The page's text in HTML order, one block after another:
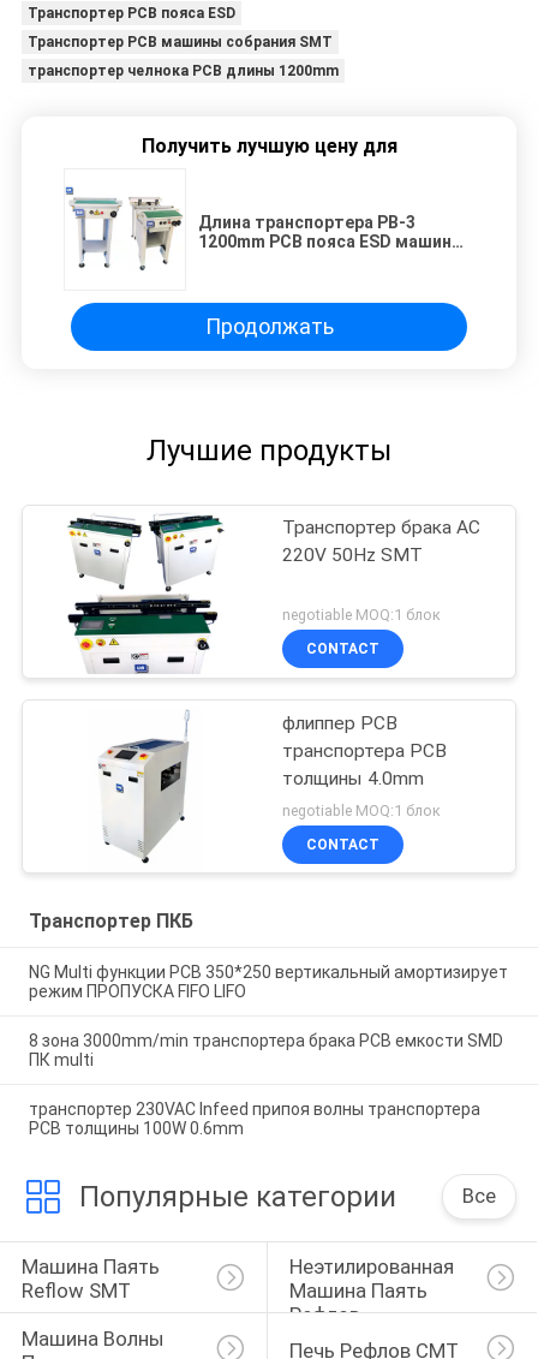
Транспортер PCB пояса ESD
Транспортер PCB машины собрания SMT
транспортер челнока PCB длины 1200mm
Получить лучшую цену для
Длина транспортера PB-3
1200mm PCB пояса ESD машины
Продолжать
Лучшие продукты
Транспортер брака AC
220V 50Hz SMT
negotiable MOQ:1 блок
CONTACT
флиппер PCB
транспортера PCB
толщины 4.0mm
negotiable MOQ:1 блок
CONTACT
Транспортер ПКБ
NG Multi функции PCB 350*250 вертикальный амортизирует
режим ПРОПУСКА FIFO LIFO
8 зона 3000mm/min транспортера брака PCB емкости SMD
ПК multi
транспортер 230VAC Infeed припоя волны транспортера
PCB толщины 100W 0.6mm
Популярные категории Все
Машина Паять
Reflow SMT
Неэтилированная
Машина Паять
Рефлов
Машина Волны
Печь Рефлов СМТ